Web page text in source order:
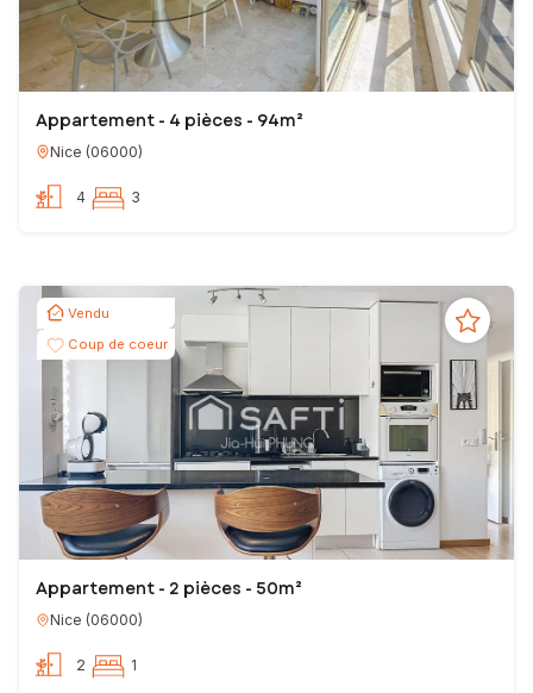
Appartement - 4 pièces - 94m²
Nice (06000)
4 3
Vendu
Coup de coeur
Appartement - 2 pièces - 50m²
Nice (06000)
2 1